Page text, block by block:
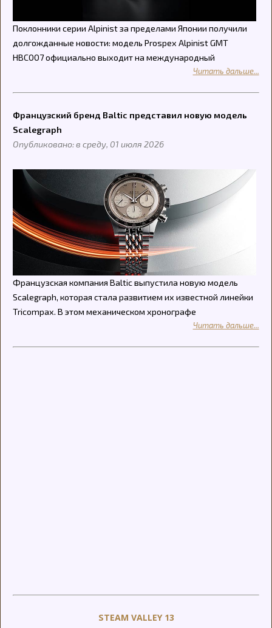
Поклонники серии Alpinist за пределами Японии получили
долгожданные новости: модель Prospex Alpinist GMT
HBC007 официально выходит на международный
Читать дальше...
Французский бренд Baltic представил новую модель
Scalegraph
Опубликовано: в среду, 01 июля 2026
Французская компания Baltic выпустила новую модель
Scalegraph, которая стала развитием их известной линейки
Tricompax. В этом механическом хронографе
Читать дальше...
STEAM VALLEY 13